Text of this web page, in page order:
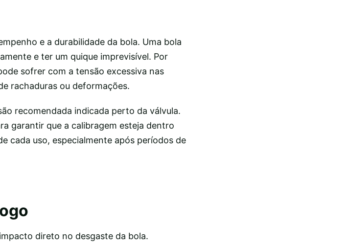
e a durabilidade da bola. Uma bola
e ter um quique imprevisível. Por
sofrer com a tensão excessiva nas
rachaduras ou deformações.
recomendada indicada perto da válvula.
garantir que a calibragem esteja dentro
cada uso, especialmente após períodos de
direto no desgaste da bola.